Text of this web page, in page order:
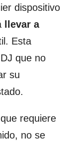
dispositivo
llevar a
Esta
que no
su
requiere
no se